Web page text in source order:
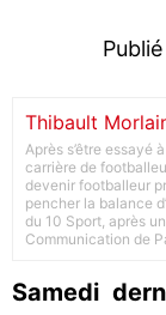
Thibault
Après s’être essayé
carrière de
devenir footballeur
pencher la balance
du 10 Sport, après
Communication de
Samedi